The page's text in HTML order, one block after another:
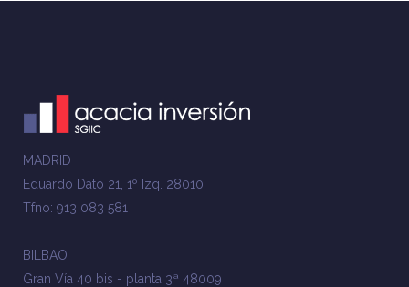
MADRID
Eduardo Dato 21, 1º Izq. 28010
Tfno: 913 083 581
BILBAO
Gran Vía 40 bis - planta 3ª 48009